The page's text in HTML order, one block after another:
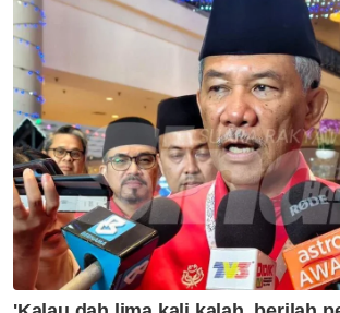
Hiburan
Pelakon filem dan
Man meninggal
serangan jantung